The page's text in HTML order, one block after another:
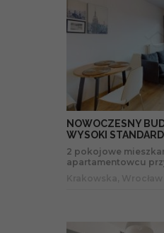
NOWOCZESNY
WYSOKI STANDARD
2 pokojowe
apartamentowcu